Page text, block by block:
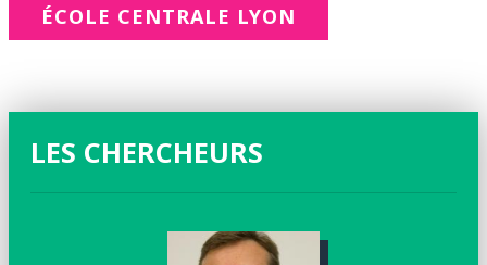
ÉCOLE CENTRALE LYON
LES CHERCHEURS